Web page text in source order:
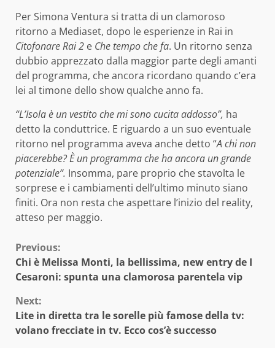
Per Simona Ventura si tratta di un clamoroso
ritorno a Mediaset, dopo le esperienze in Rai in
Citofonare Rai 2 e Che tempo che fa. Un ritorno senza
dubbio apprezzato dalla maggior parte degli amanti
del programma, che ancora ricordano quando c’era
lei al timone dello show qualche anno fa.
“L’Isola è un vestito che mi sono cucita addosso”, ha
detto la conduttrice. E riguardo a un suo eventuale
ritorno nel programma aveva anche detto “A chi non
piacerebbe? È un programma che ha ancora un grande
potenziale”. Insomma, pare proprio che stavolta le
sorprese e i cambiamenti dell’ultimo minuto siano
finiti. Ora non resta che aspettare l’inizio del reality,
atteso per maggio.
Continue
Reading
Previous:
Chi è Melissa Monti, la bellissima, new entry de I
Cesaroni: spunta una clamorosa parentela vip
Next:
Lite in diretta tra le sorelle più famose della tv:
volano frecciate in tv. Ecco cos’è successo